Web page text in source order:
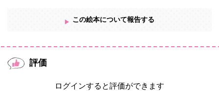
この絵本について報告する
評価
ログインすると評価ができます